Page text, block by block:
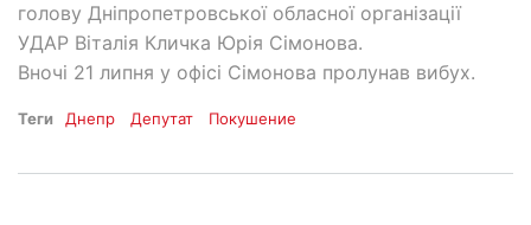
голову Дніпропетровської обласної організації
УДАР Віталія Кличка Юрія Сімонова.
Вночі 21 липня у офісі Сімонова пролунав вибух.
Теги Днепр Депутат Покушение